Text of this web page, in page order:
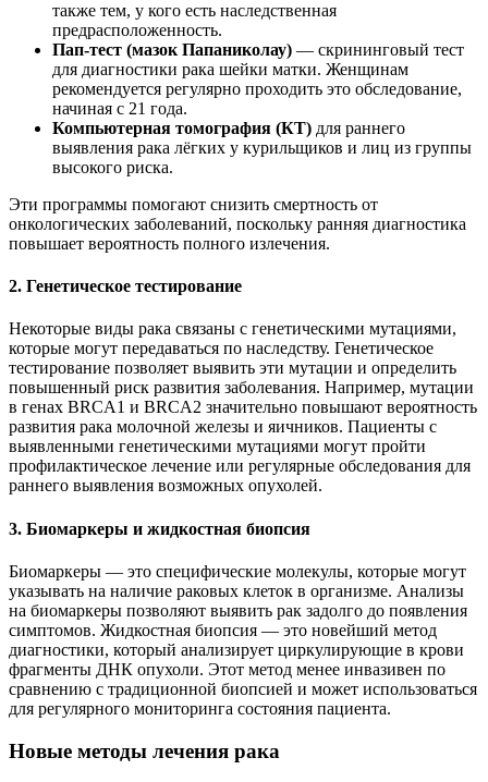
также тем, у кого есть наследственная
предрасположенность.
Пап-тест (мазок Папаниколау) — скрининговый тест
для диагностики рака шейки матки. Женщинам
рекомендуется регулярно проходить это обследование,
начиная с 21 года.
Компьютерная томография (КТ) для раннего
выявления рака лёгких у курильщиков и лиц из группы
высокого риска.
Эти программы помогают снизить смертность от
онкологических заболеваний, поскольку ранняя диагностика
повышает вероятность полного излечения.
2. Генетическое тестирование
Некоторые виды рака связаны с генетическими мутациями,
которые могут передаваться по наследству. Генетическое
тестирование позволяет выявить эти мутации и определить
повышенный риск развития заболевания. Например, мутации
в генах BRCA1 и BRCA2 значительно повышают вероятность
развития рака молочной железы и яичников. Пациенты с
выявленными генетическими мутациями могут пройти
профилактическое лечение или регулярные обследования для
раннего выявления возможных опухолей.
3. Биомаркеры и жидкостная биопсия
Биомаркеры — это специфические молекулы, которые могут
указывать на наличие раковых клеток в организме. Анализы
на биомаркеры позволяют выявить рак задолго до появления
симптомов. Жидкостная биопсия — это новейший метод
диагностики, который анализирует циркулирующие в крови
фрагменты ДНК опухоли. Этот метод менее инвазивен по
сравнению с традиционной биопсией и может использоваться
для регулярного мониторинга состояния пациента.
Новые методы лечения рака